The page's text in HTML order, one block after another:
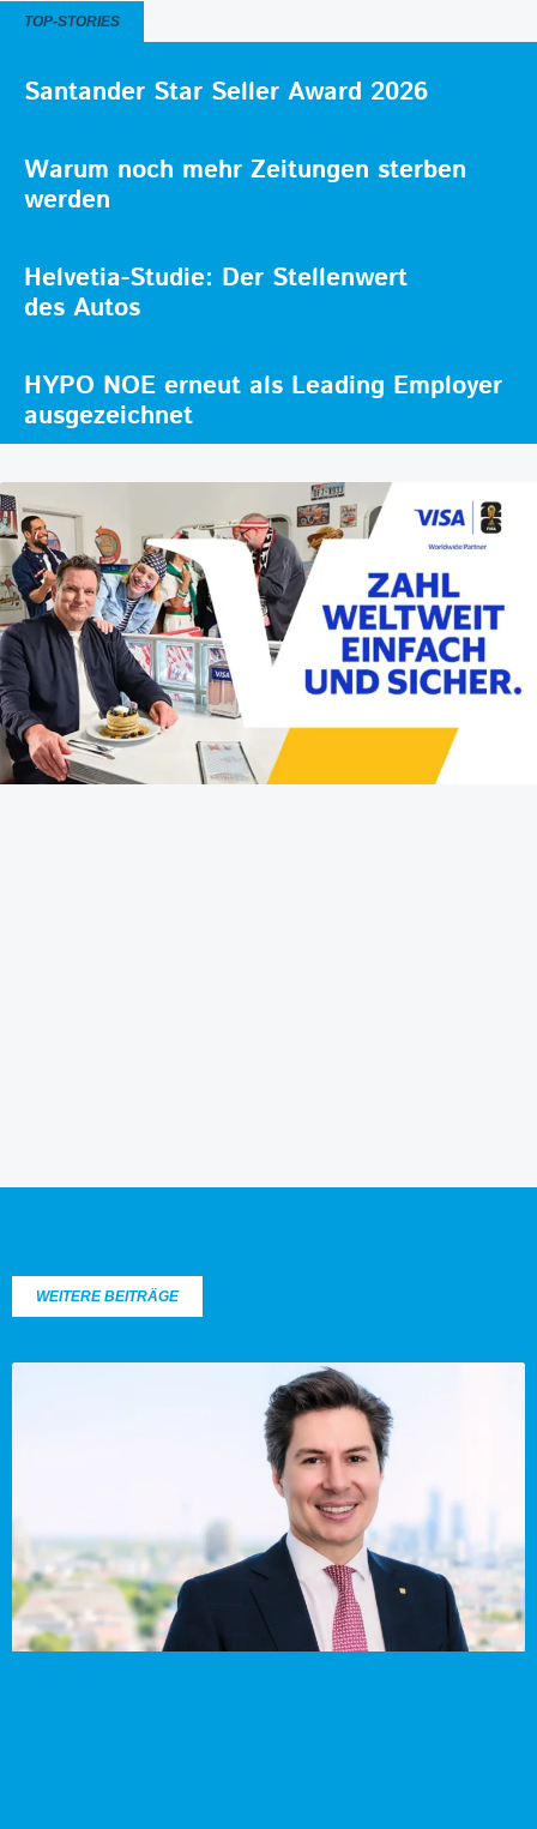
TOP-STORIES
Santander Star Seller Award 2026
Warum noch mehr Zeitungen sterben
werden
Helvetia-Studie: Der Stellenwert
des Autos
HYPO NOE erneut als Leading Employer
ausgezeichnet
WEITERE BEITRÄGE